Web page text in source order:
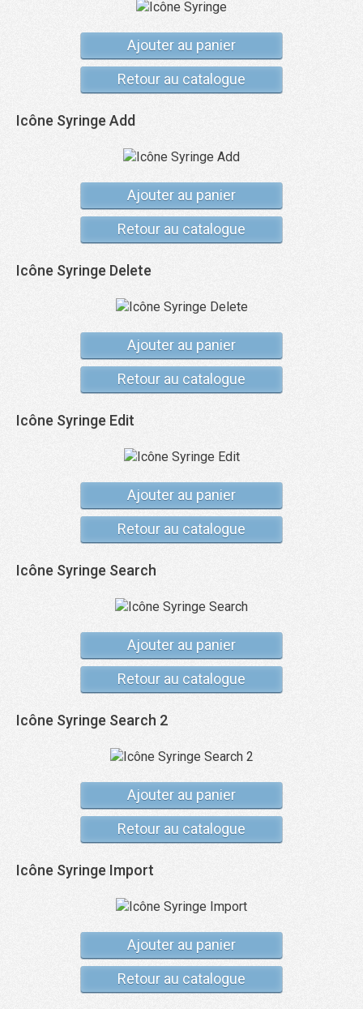
Ajouter au panier
Retour au catalogue
Icône Syringe Add
Ajouter au panier
Retour au catalogue
Icône Syringe Delete
Ajouter au panier
Retour au catalogue
Icône Syringe Edit
Ajouter au panier
Retour au catalogue
Icône Syringe Search
Ajouter au panier
Retour au catalogue
Icône Syringe Search 2
Ajouter au panier
Retour au catalogue
Icône Syringe Import
Ajouter au panier
Retour au catalogue